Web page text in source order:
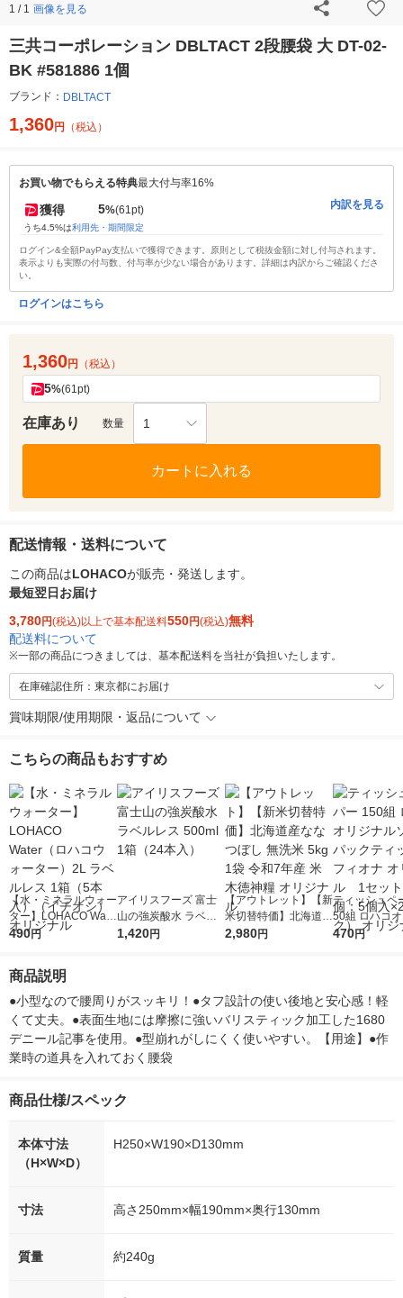
1 / 1 画像を見る
三共コーポレーション DBLTACT 2段腰袋 大 DT-02-
BK #581886 1個
ブランド： DBLTACT
1,360円 （税込）
お買い物でもらえる特典最大付与率16%
獲得 5%(61pt)
うち4.5%は利用先・期間限定
内訳を見る
ログイン&全額PayPay支払いで獲得できます。原則として税抜金額に対し付与されます。
表示よりも実際の付与数、付与率が少ない場合があります。詳細は内訳からご確認くださ
い。
ログインはこちら
1,360円 （税込）
5%(61pt)
在庫あり 数量 1
カートに入れる
配送情報・送料について
この商品はLOHACOが販売・発送します。
最短翌日お届け
3,780円(税込)以上で基本配送料550円(税込)無料
配送料について
※一部の商品につきましては、基本配送料を当社が負担いたします。
在庫確認住所：東京都にお届け
賞味期限/使用期限・返品について
こちらの商品もおすすめ
【水・ミネラルウォー
ター】LOHACO Wate
r（ロハコウォータ
シ） オリジナル
490円
アイリスフーズ 富士
山の強炭酸水 ラベル
レス 500ml 1箱（24
1,420円
【アウトレット】【新
米切替特価】北海道産
ななつぼし 無洗米 5k
2,980円
ティッシュペ
50組 ロハコ
ルソフトパッ
オリジナル
470円
商品説明
●小型なので腰周りがスッキリ！●タフ設計の使い後地と安心感！軽
くて丈夫。●表面生地には摩擦に強いバリスティック加工した1680
デニール記事を使用。●型崩れがしにくく使いやすい。【用途】●作
業時の道具を入れておく腰袋
商品仕様/スペック
本体寸法
（H×W×D）
H250×W190×D130mm
寸法 高さ250mm×幅190mm×奥行130mm
質量 約240g